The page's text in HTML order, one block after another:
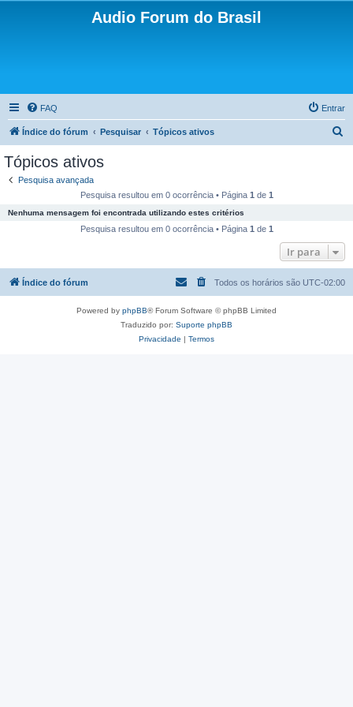
Audio Forum do Brasil
FAQ Entrar
Índice do fórum Pesquisar Tópicos ativos
s
r
Tópicos ativos
Pesquisa avançada
Pesquisa resultou em 0 ocorrência • Página 1 de 1
Nenhuma mensagem foi encontrada utilizando estes critérios
Pesquisa resultou em 0 ocorrência • Página 1 de 1
Ir para
Índice do fórum Todos os horários são UTC-02:00
Powered by phpBB® Forum Software © phpBB Limited
Traduzido por: Suporte phpBB
Privacidade | Termos